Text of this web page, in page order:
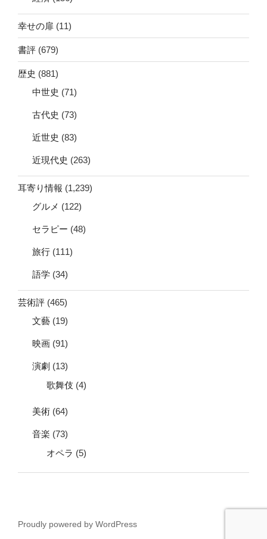
幸せの扉 (11)
書評 (679)
歴史 (881)
中世史 (71)
古代史 (73)
近世史 (83)
近現代史 (263)
耳寄り情報 (1,239)
グルメ (122)
セラピー (48)
旅行 (111)
語学 (34)
芸術評 (465)
文藝 (19)
映画 (91)
演劇 (13)
歌舞伎 (4)
美術 (64)
音楽 (73)
オペラ (5)
Proudly powered by WordPress